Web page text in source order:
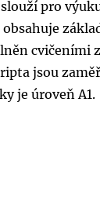
pro
cvičeními
jsou
je úroveň A1.